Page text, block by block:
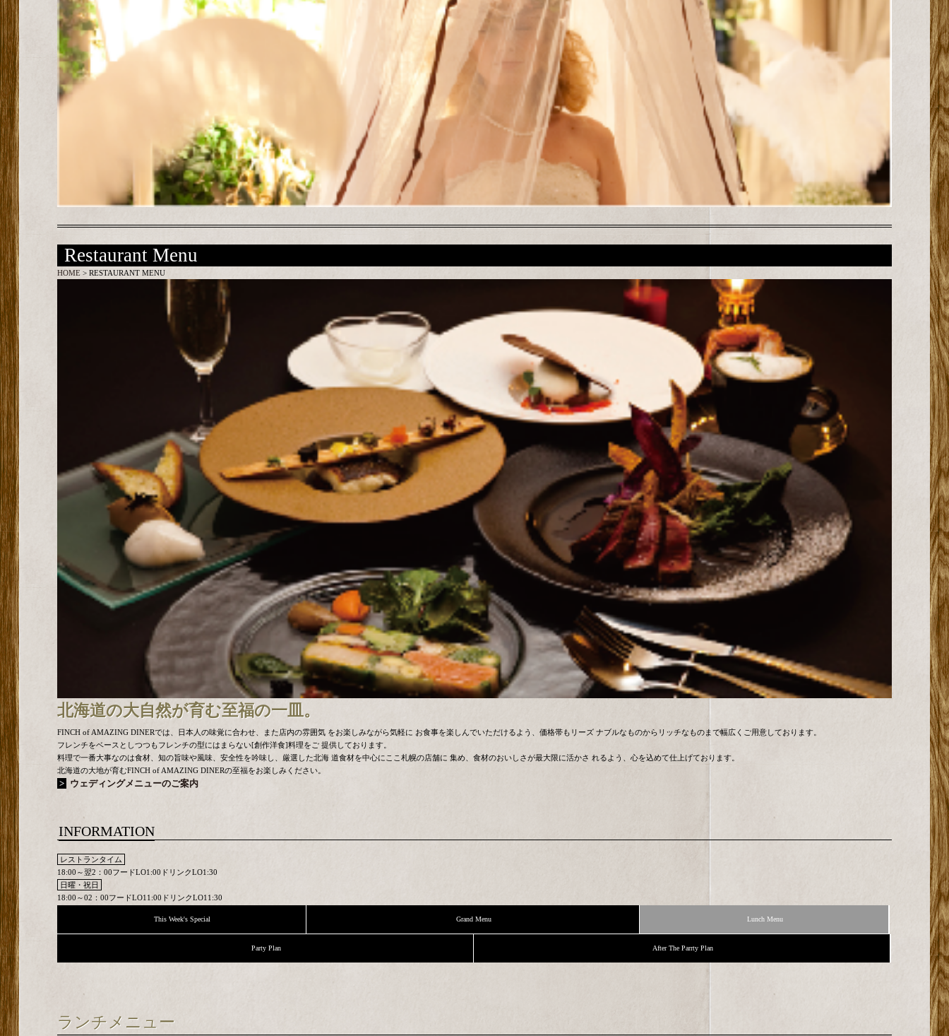
Restaurant Menu
HOME> RESTAURANT MENU
北海道の大自然が育む至福の一皿。
FINCH of AMAZING DINERでは、日本人の味覚に合わせ、また店内の雰囲気 をお楽しみながら気軽に お食事を楽しんでいただけるよう、価格帯もリーズ ナブルなものからリッチなものまで幅広くご用意しております。
フレンチをベースとしつつもフレンチの型にはまらない[創作洋食]料理をご 提供しております。
料理で一番大事なのは食材、知の旨味や風味、安全性を吟味し、厳選した北海 道食材を中心にここ札幌の店舗に 集め、食材のおいしさが最大限に活かさ れるよう、心を込めて仕上げております。
北海道の大地が育むFINCH of AMAZING DINERの至福をお楽しみください。
ウェディングメニューのご案内
INFORMATION
レストランタイム
18:00～翌2：00フードLO1:00ドリンクLO1:30
日曜・祝日
18:00～02：00フードLO11:00ドリンクLO11:30
This Week's Special Grand Menu Lunch Menu
Party Plan After The Parrty Plan
ランチメニュー